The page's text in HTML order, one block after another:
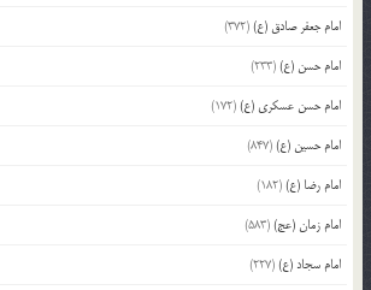
امام جعفر صادق (ع)(372)
امام حسن (ع)(233)
امام حسن عسکری (ع)(172)
امام حسین (ع)(847)
امام رضا (ع)(182)
امام زمان (عج)(583)
امام سجاد (ع)(227)